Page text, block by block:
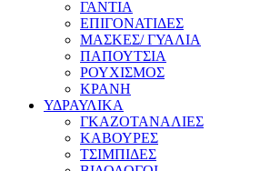
ΓΑΝΤΙΑ
ΕΠΙΓΟΝΑΤΙΔΕΣ
ΜΑΣΚΕΣ/ ΓΥΑΛΙΑ
ΠΑΠΟΥΤΣΙΑ
ΡΟΥΧΙΣΜΟΣ
ΚΡΑΝΗ
ΥΔΡΑΥΛΙΚΑ
ΓΚΑΖΟΤΑΝΑΛΙΕΣ
ΚΑΒΟΥΡΕΣ
ΤΣΙΜΠΙΔΕΣ